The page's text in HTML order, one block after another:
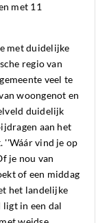
met 11
met duidelijke
regio van
veel te
woongenot en
duidelijk
aan het
''Wáár vind je op
je nou van
of een middag
het landelijke
ligt in een dal